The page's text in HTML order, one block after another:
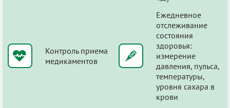
Контроль приема
медикаментов
Ежедневное
отслеживание
состояния
здоровья:
измерение
давления, пульса,
температуры,
уровня сахара в
крови